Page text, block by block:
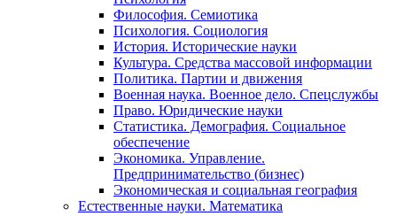
Философия. Семиотика
Психология. Социология
История. Исторические науки
Культура. Средства массовой информации
Политика. Партии и движения
Военная наука. Военное дело. Спецслужбы
Право. Юридические науки
Статистика. Демография. Социальное
обеспечение
Экономика. Управление.
Предпринимательство (бизнес)
Экономическая и социальная география
Естественные науки. Математика